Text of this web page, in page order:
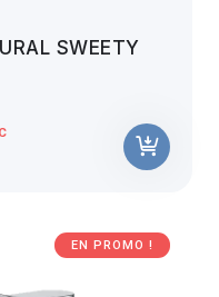
SWEETY
EN PROMO !